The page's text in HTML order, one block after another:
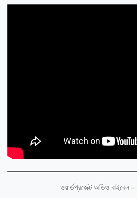
ওয়ার্ডপ্রজেক্ট অডিও বাইবেল –